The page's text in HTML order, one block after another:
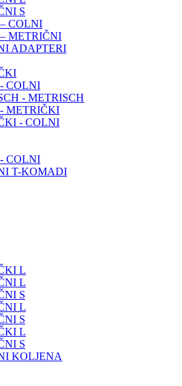
S
COLNI
METRIČNI
ADAPTERI
COLNI
- METRISCH
METRIČKI
- COLNI
COLNI
T-KOMADI
L
L
S
L
S
L
S
KOLJENA